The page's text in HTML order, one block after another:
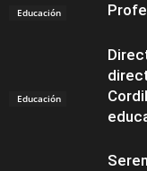
Educación
Educación